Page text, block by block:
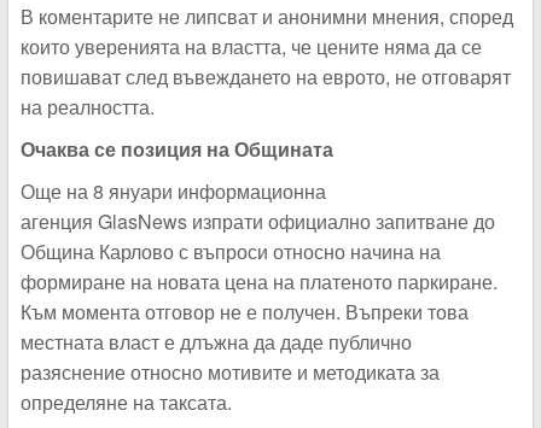
В коментарите не липсват и анонимни мнения, според
които уверенията на властта, че цените няма да се
повишават след въвеждането на еврото, не отговарят
на реалността.
Очаква се позиция на Общината
Още на 8 януари информационна
агенция GlasNews изпрати официално запитване до
Община Карлово с въпроси относно начина на
формиране на новата цена на платеното паркиране.
Към момента отговор не е получен. Въпреки това
местната власт е длъжна да даде публично
разяснение относно мотивите и методиката за
определяне на таксата.